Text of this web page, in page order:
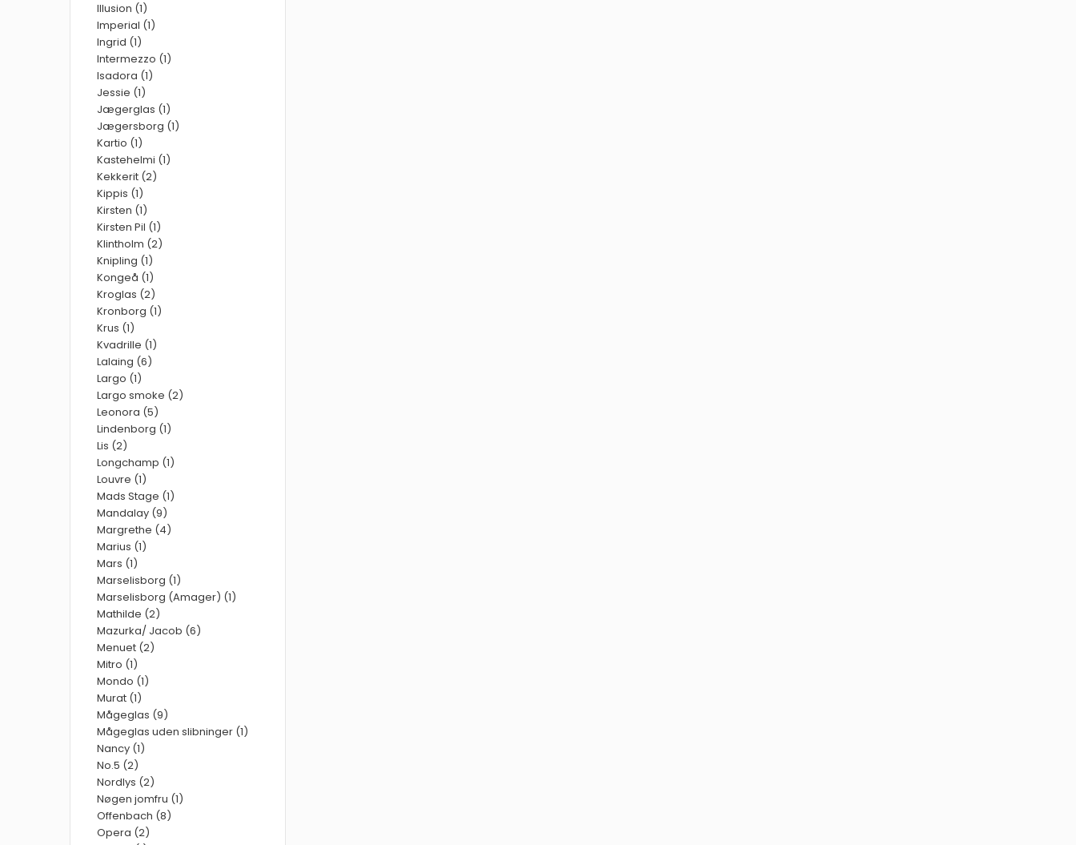
Illusion (1)
Imperial (1)
Ingrid (1)
Intermezzo (1)
Isadora (1)
Jessie (1)
Jægerglas (1)
Jægersborg (1)
Kartio (1)
Kastehelmi (1)
Kekkerit (2)
Kippis (1)
Kirsten (1)
Kirsten Pil (1)
Klintholm (2)
Knipling (1)
Kongeå (1)
Kroglas (2)
Kronborg (1)
Krus (1)
Kvadrille (1)
Lalaing (6)
Largo (1)
Largo smoke (2)
Leonora (5)
Lindenborg (1)
Lis (2)
Longchamp (1)
Louvre (1)
Mads Stage (1)
Mandalay (9)
Margrethe (4)
Marius (1)
Mars (1)
Marselisborg (1)
Marselisborg (Amager) (1)
Mathilde (2)
Mazurka/ Jacob (6)
Menuet (2)
Mitro (1)
Mondo (1)
Murat (1)
Mågeglas (9)
Mågeglas uden slibninger (1)
Nancy (1)
No.5 (2)
Nordlys (2)
Nøgen jomfru (1)
Offenbach (8)
Opera (2)